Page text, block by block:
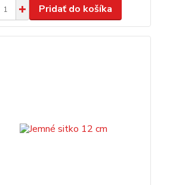
Pridať do košíka